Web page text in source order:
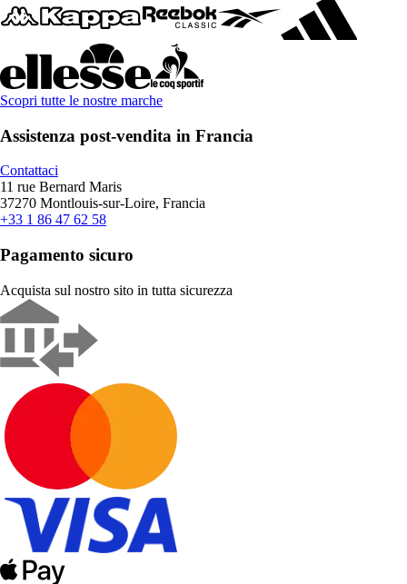
Scopri tutte le nostre marche
Assistenza post-vendita in Francia
Contattaci
11 rue Bernard Maris
37270 Montlouis-sur-Loire, Francia
+33 1 86 47 62 58
Pagamento sicuro
Acquista sul nostro sito in tutta sicurezza